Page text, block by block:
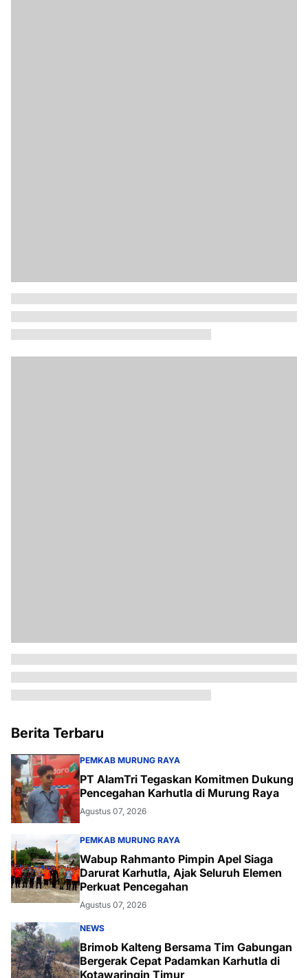
Berita Terbaru
PEMKAB MURUNG RAYA
PT AlamTri Tegaskan Komitmen Dukung
Pencegahan Karhutla di Murung Raya
Agustus 07, 2026
PEMKAB MURUNG RAYA
Wabup Rahmanto Pimpin Apel Siaga
Darurat Karhutla, Ajak Seluruh Elemen
Perkuat Pencegahan
Agustus 07, 2026
NEWS
Brimob Kalteng Bersama Tim Gabungan
Bergerak Cepat Padamkan Karhutla di
Kotawaringin Timur